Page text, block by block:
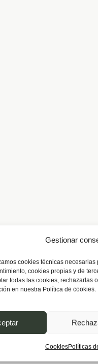
Gestionar
cookies técnicas
cookies propias y de
todas las cookies, rechazarlas
en nuestra Política de cookies.
CookiesPolíticas
usuarios para que
y eficiente.